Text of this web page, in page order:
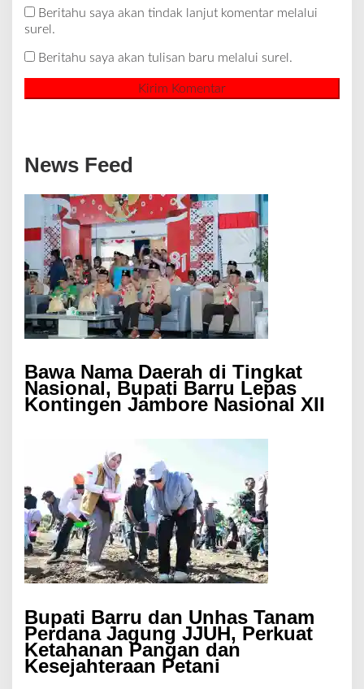
Beritahu saya akan tindak lanjut komentar melalui
surel.
Beritahu saya akan tulisan baru melalui surel.
News Feed
Bawa Nama Daerah di Tingkat
Nasional, Bupati Barru Lepas
Kontingen Jambore Nasional XII
Bupati Barru dan Unhas Tanam
Perdana Jagung JJUH, Perkuat
Ketahanan Pangan dan
Kesejahteraan Petani